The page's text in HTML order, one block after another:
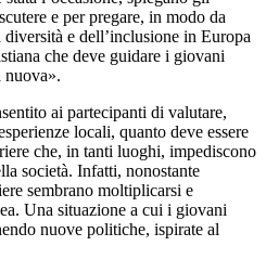
e per pregare, in modo da
e dell’inclusione in Europa
che deve guidare i giovani
nuova».
ai partecipanti di valutare,
locali, quanto deve essere
che, in tanti luoghi, impediscono
società. Infatti, nonostante
sembrano moltiplicarsi e
Una situazione a cui i giovani
nuove politiche, ispirate al